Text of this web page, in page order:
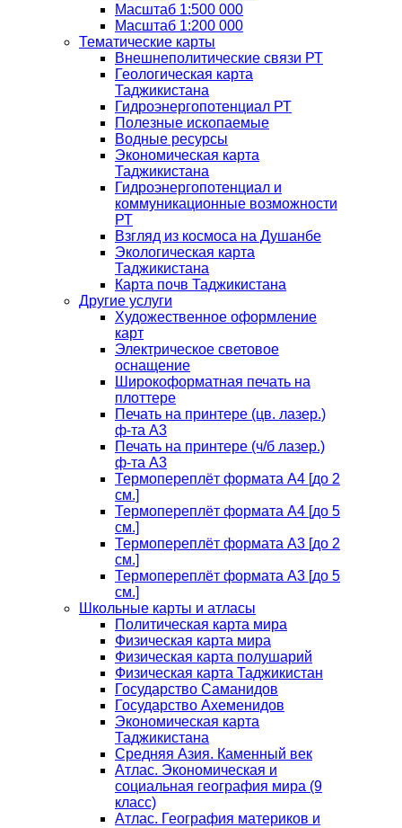
Масштаб 1:500 000
Масштаб 1:200 000
Тематические карты
Внешнеполитические связи РТ
Геологическая карта
Таджикистана
Гидроэнергопотенциал РТ
Полезные ископаемые
Водные ресурсы
Экономическая карта
Таджикистана
Гидроэнергопотенциал и
коммуникационные возможности
РТ
Взгляд из космоса на Душанбе
Экологическая карта
Таджикистана
Карта почв Таджикистана
Другие услуги
Художественное оформление
карт
Электрическое световое
оснащение
Широкоформатная печать на
плоттере
Печать на принтере (цв. лазер.)
ф-та А3
Печать на принтере (ч/б лазер.)
ф-та А3
Термопереплёт формата А4 [до 2
см.]
Термопереплёт формата А4 [до 5
см.]
Термопереплёт формата А3 [до 2
см.]
Термопереплёт формата А3 [до 5
см.]
Школьные карты и атласы
Политическая карта мира
Физическая карта мира
Физическая карта полушарий
Физическая карта Таджикистан
Государство Саманидов
Государство Ахеменидов
Экономическая карта
Таджикистана
Средняя Азия. Каменный век
Атлас. Экономическая и
социальная география мира (9
класс)
Атлас. География материков и